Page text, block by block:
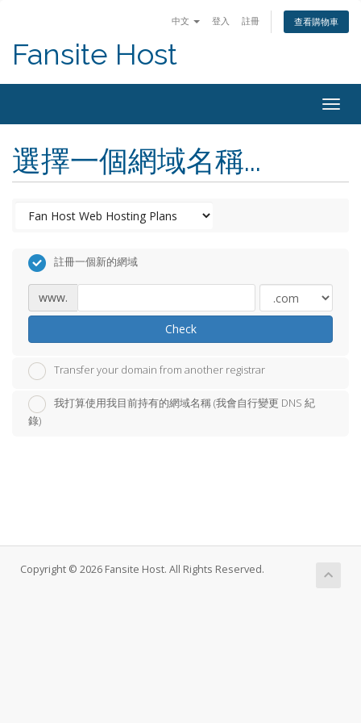
中文 登入 註冊 查看購物車
Fansite Host
選擇一個網域名稱...
註冊一個新的網域
www.
Check
Transfer your domain from another registrar
我打算使用我目前持有的網域名稱 (我會自行變更 DNS 紀
錄)
Copyright © 2026 Fansite Host. All Rights Reserved.